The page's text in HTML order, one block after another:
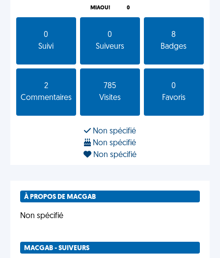
MIAOU! 0
0
Suivi
0
Suiveurs
8
Badges
2
Commentaires
785
Visites
0
Favoris
Non spécifié
Non spécifié
Non spécifié
À PROPOS DE MACGAB
Non spécifié
MACGAB - SUIVEURS